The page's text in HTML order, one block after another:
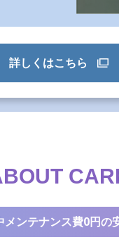
詳しくはこちら
ンテナンス費0円の